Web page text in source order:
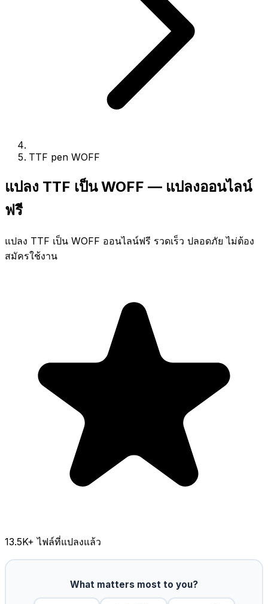
TTF pen WOFF
แปลง TTF เป็น WOFF — แปลงออนไลน์
ฟรี
แปลง TTF เป็น WOFF ออนไลน์ฟรี รวดเร็ว ปลอดภัย ไม่ต้อง
สมัครใช้งาน
13.5K+ ไฟล์ที่แปลงแล้ว
What matters most to you?